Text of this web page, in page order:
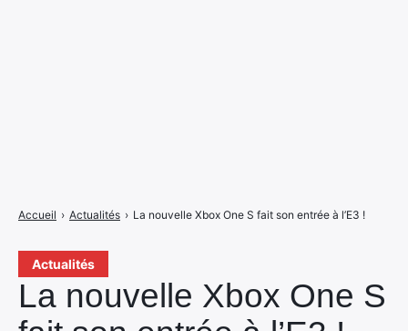
Actualités
La nouvelle Xbox One S
Accueil › Actualités › La nouvelle Xbox One S fait son entrée à l’E3 !